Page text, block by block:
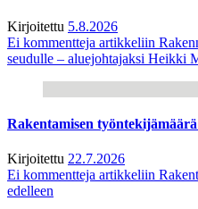
Kirjoitettu 5.8.2026
Ei kommentteja artikkeliin
seudulle – aluejohtajaksi Heikki
Rakentamisen työntekijämäärä
Kirjoitettu 22.7.2026
Ei kommentteja artikkeliin
edelleen